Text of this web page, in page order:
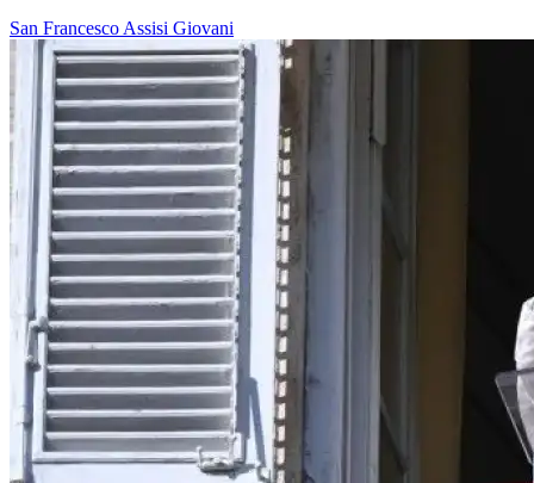
San FrancescoAssisi Giovani